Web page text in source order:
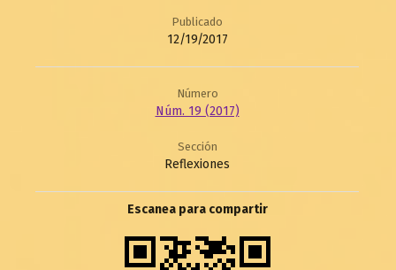
Publicado
12/19/2017
Número
Núm. 19 (2017)
Sección
Reflexiones
Escanea para compartir